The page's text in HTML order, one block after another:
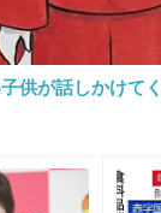
供が話しかけて